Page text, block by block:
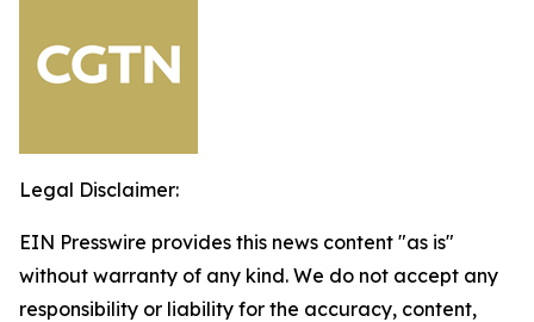
Legal Disclaimer:
EIN Presswire provides this news content "as is"
without warranty of any kind. We do not accept any
responsibility or liability for the accuracy, content,